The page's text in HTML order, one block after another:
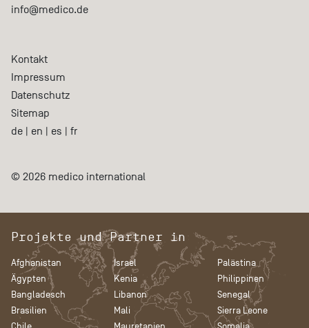
info@medico.de
Kontakt
Impressum
Datenschutz
Sitemap
de | en | es | fr
© 2026 medico international
Projekte und Partner in
Afghanistan
Ägypten
Bangladesch
Brasilien
Israel
Kenia
Libanon
Mali
Palästina
Philippinen
Senegal
Sierra Leone